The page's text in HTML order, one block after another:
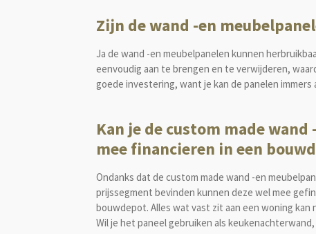
Zijn de wand -en
Ja de wand -en meubelpanelen kunnen
eenvoudig aan te brengen en te verwijderen,
goede investering, want je kan de panelen
Kan je de custom made
mee financieren in een
Ondanks dat de custom made wand -en
prijssegment bevinden kunnen deze wel mee
bouwdepot. Alles wat vast zit aan een woning kan
Wil je het paneel gebruiken als